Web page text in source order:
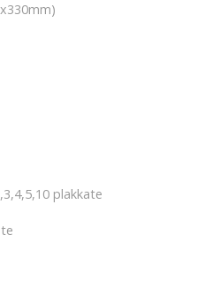
plakkate